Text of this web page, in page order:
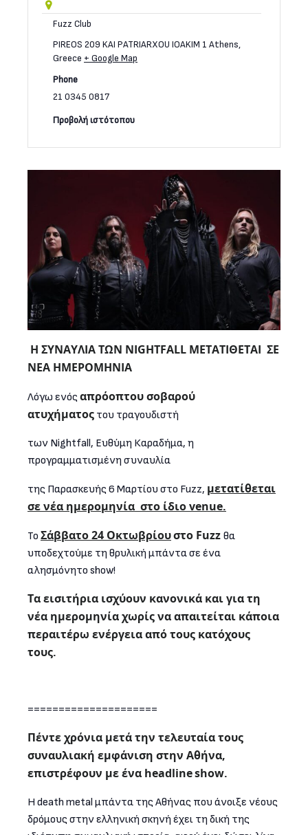
Fuzz Club
PIREOS 209 KAI PATRIARXOU IOAKIM 1 Athens,
Greece + Google Map
Phone
21 0345 0817
Η ΣΥΝΑΥΛΙΑ ΤΩΝ NIGHTFALL ΜΕΤΑΤΙΘΕΤΑΙ ΣΕ
ΝΕΑ ΗΜΕΡΟΜΗΝΙΑ
Λόγω ενός απρόοπτου σοβαρού
ατυχήματος του τραγουδιστή
των Nightfall, Ευθύμη Καραδήμα, η
προγραμματισμένη συναυλία
της Παρασκευής 6 Μαρτίου στο Fuzz, μετατίθεται
σε νέα ημερομηνία στο ίδιο venue.
Το Σάββατο 24 Οκτωβρίουστο Fuzz θα
υποδεχτούμε τη θρυλική μπάντα σε ένα
αλησμόνητο show!
Τα εισιτήρια ισχύουν κανονικά και για τη
νέα ημερομηνία χωρίς να απαιτείται κάποια
περαιτέρω ενέργεια από τους κατόχους
τους.
=====================
Πέντε χρόνια μετά την τελευταία τους
συναυλιακή εμφάνιση στην Αθήνα,
επιστρέφουν με ένα headlineshow.
Η death metal μπάντα της Αθήνας που άνοιξε νέους
δρόμους στην ελληνική σκηνή έχει τη δική της